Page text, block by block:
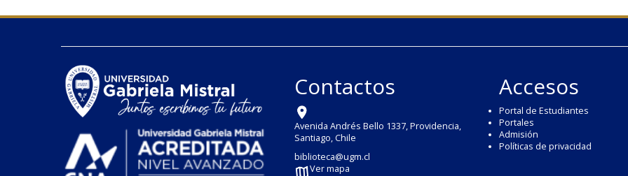
Contactos
Avenida Andrés Bello 1337, Providencia,
Santiago, Chile
biblioteca@ugm.cl
Ver mapa
Accesos
Portal de Estudiantes
Portales
Admisión
Políticas de privacidad